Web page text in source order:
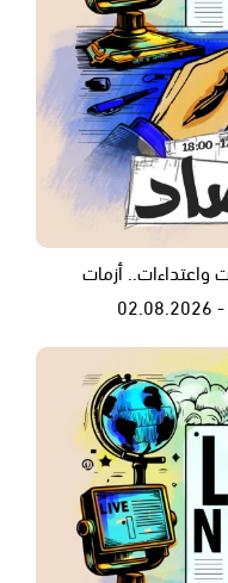
واعتداءات.. أزمات